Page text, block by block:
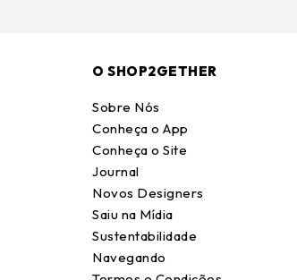
O SHOP2GETHER
Sobre Nós
Conheça o App
Conheça o Site
Journal
Novos Designers
Saiu na Mídia
Sustentabilidade
Navegando